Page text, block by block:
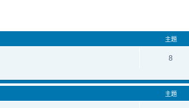
主題
8
主題